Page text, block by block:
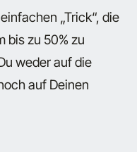
„Trick“, die
bis zu 50% zu
weder auf die
auf Deinen